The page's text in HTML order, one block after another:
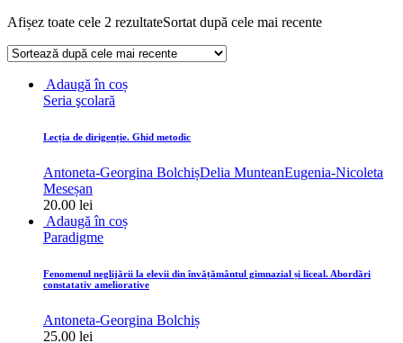
Afișez toate cele 2 rezultateSortat după cele mai recente
Adaugă în coș
Seria şcolară
Lecția de dirigenție. Ghid metodic
Antoneta-Georgina BolchișDelia MunteanEugenia-Nicoleta
Meseșan
20.00 lei
Adaugă în coș
Paradigme
Fenomenul neglijării la elevii din învățământul gimnazial și liceal. Abordări
constatativ ameliorative
Antoneta-Georgina Bolchiș
25.00 lei